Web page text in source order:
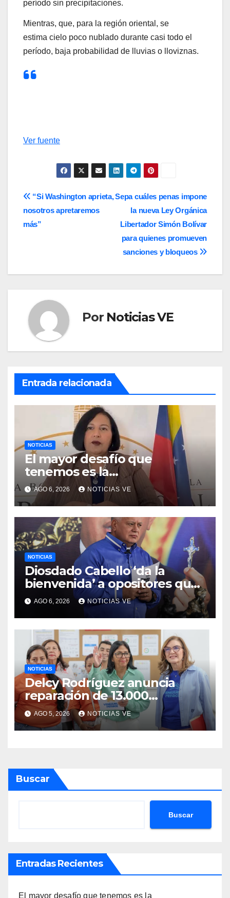
período sin precipitaciones.
Mientras, que, para la región oriental, se
estima cielo poco nublado durante casi todo el
período, baja probabilidad de lluvias o lloviznas.
Ver fuente
Navegación
de
Sepa cuáles penas impone
la nueva Ley Orgánica
Libertador Simón Bolívar
para quienes promueven
sanciones y bloqueos
“Si Washington aprieta,
nosotros apretaremos
más”
Por Noticias VE
Entrada relacionada
NOTICIAS
El mayor desafío que
tenemos es la
reinstitucionalización
AGO 6, 2026 NOTICIAS VE
NOTICIAS
Diosdado Cabello ‘da la
bienvenida’ a opositores que
llegaron al país para diálogo
con el gobierno
AGO 6, 2026 NOTICIAS VE
NOTICIAS
Delcy Rodríguez anuncia
reparación de 13.000
viviendas afectadas por los
terremotos
AGO 5, 2026 NOTICIAS VE
Buscar
Buscar
Entradas Recientes
El mayor desafío que tenemos es la